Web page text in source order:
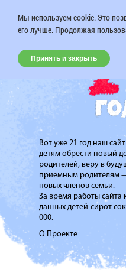
Вот уже 21 год наш
детям обрести новый
родителей, веру в
приемным родителям
новых членов семьи.
За время работы сайта
данных детей-сирот
000.
О Проекте
Мы используем cookie. Это
его лучше. Продолжая
Принять и закрыть